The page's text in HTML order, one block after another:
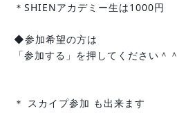
＊SHIENアカデミー生は1000円
◆参加希望の方は
「参加する」を押してください＾＾
＊ スカイプ参加 も出来ます